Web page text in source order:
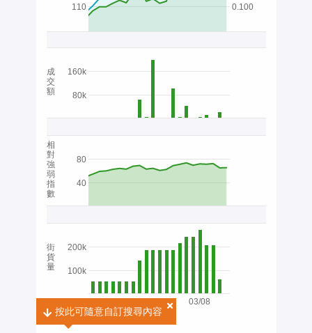
03/08
110 0.100
80k
160k
40
80
100k
200k
2026
成
交
額
相
對
強
弱
指
數
街
貨
量
按此可隨意自訂搜尋內容